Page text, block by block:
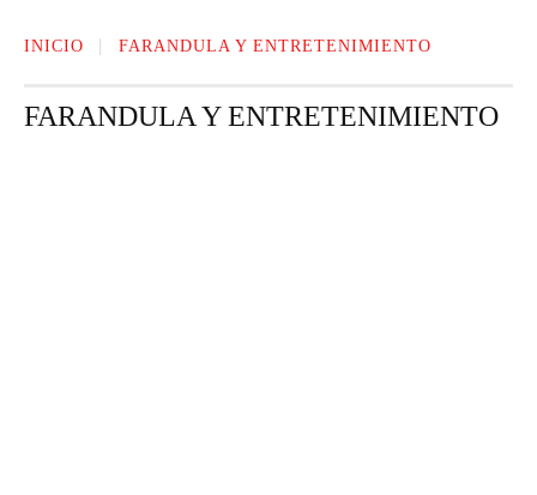
INICIO FARANDULA Y ENTRETENIMIENTO
FARANDULA Y ENTRETENIMIENTO